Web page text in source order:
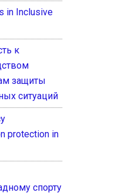
in Inclusive
к
защиты
ситуаций
protection in
спорту